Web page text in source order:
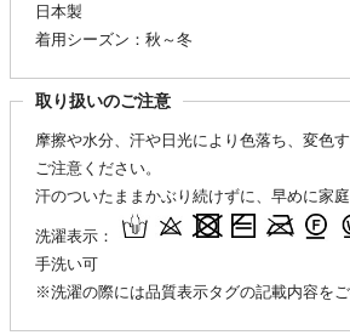
日本製
着用シーズン：秋～冬
取り扱いのご注意
摩擦や水分、汗や日光により色落ち、変色
ご注意ください。
汗のついたままかぶり続けずに、早めに家庭
洗濯表示：
手洗い可
※洗濯の際には品質表示タグの記載内容をご